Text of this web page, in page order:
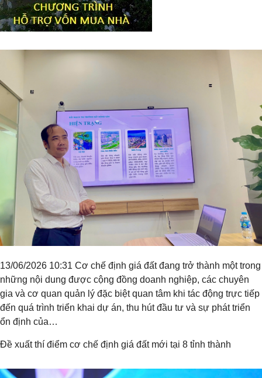
13/06/2026 10:31 Cơ chế định giá đất đang trở thành một trong
những nội dung được cộng đồng doanh nghiệp, các chuyên
gia và cơ quan quản lý đặc biệt quan tâm khi tác động trực tiếp
đến quá trình triển khai dự án, thu hút đầu tư và sự phát triển
ổn định của…
Đề xuất thí điểm cơ chế định giá đất mới tại 8 tỉnh thành